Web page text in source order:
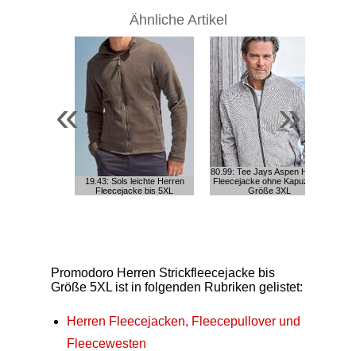
Ähnliche Artikel
«
19.43: Sols leichte Herren
Fleecejacke bis 5XL
80.99: Tee Jays Aspen Herren
Fleecejacke ohne Kapuze bis
Größe 3XL
»
Promodoro Herren Strickfleecejacke bis
Größe 5XL ist in folgenden Rubriken gelistet:
Herren Fleecejacken, Fleecepullover und
Fleecewesten